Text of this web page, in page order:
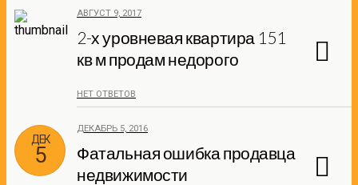
АВГУСТ 9, 2017
2-х уровневая квартира 151
кв м продам недорого
НЕТ ОТВЕТОВ
ДЕК
5
ДЕКАБРЬ 5, 2016
Фатальная ошибка продавца
недвижимости